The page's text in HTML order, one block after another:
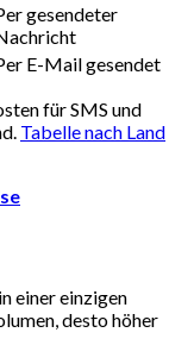
gesendeter
E-Mail gesendet
für SMS und
Tabelle nach Land
einer einzigen
desto höher